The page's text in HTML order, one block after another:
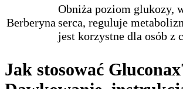
Berberyna
Obniża poziom glukozy,
serca, reguluje
jest korzystne dla osób z
Jak stosować